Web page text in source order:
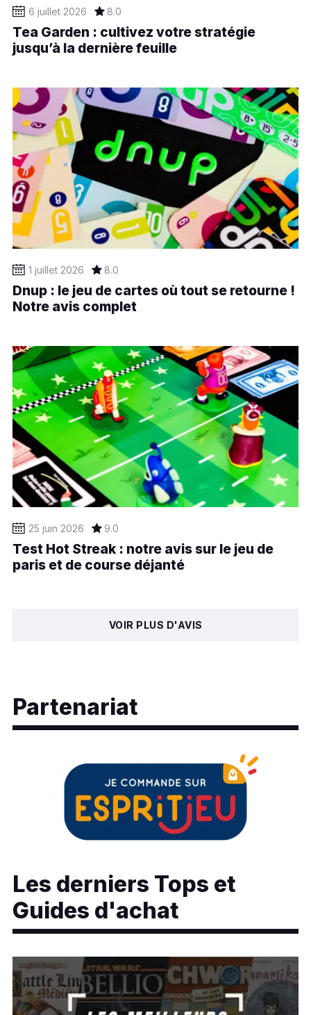
6 juillet 2026 8.0
Tea Garden : cultivez votre stratégie
jusqu’à la dernière feuille
1 juillet 2026 8.0
Dnup : le jeu de cartes où tout se retourne !
Notre avis complet
25 juin 2026 9.0
Test Hot Streak : notre avis sur le jeu de
paris et de course déjanté
VOIR PLUS D'AVIS
Partenariat
Les derniers Tops et
Guides d'achat